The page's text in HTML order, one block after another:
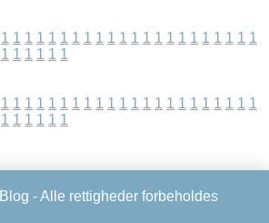
1 1 1 1 1 1 1 1 1 1 1 1 1 1 1 1 1 1 1 1 1 1
1 1 1 1 1 1
1 1 1 1 1 1 1 1 1 1 1 1 1 1 1 1 1 1 1 1 1 1
1 1 1 1 1 1
Blog - Alle rettigheder forbeholdes